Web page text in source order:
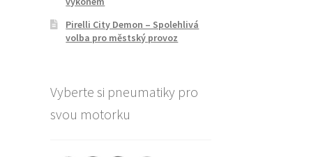
Pirelli City Demon – Spolehlivá
volba pro městský provoz
Vyberte si pneumatiky pro
svou motorku